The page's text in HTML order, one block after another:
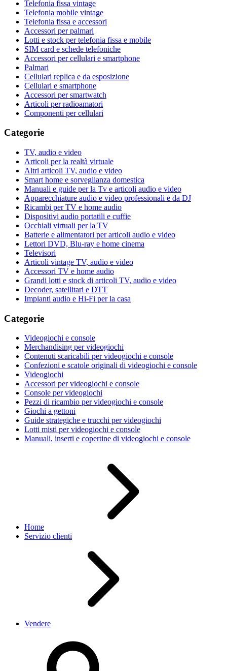
Telefonia fissa vintage
Telefonia mobile vintage
Telefonia fissa e accessori
Accessori per palmari
Lotti e stock per telefonia fissa e mobile
SIM card e schede telefoniche
Accessori per cellulari e smartphone
Palmari
Cellulari replica e da esposizione
Cellulari e smartphone
Accessori per smartwatch
Articoli per radioamatori
Componenti per cellulari
Categorie
TV, audio e video
Articoli per la realtà virtuale
Altri articoli TV, audio e video
Smart home e sorveglianza domestica
Manuali e guide per la Tv e articoli audio e video
Apparecchiature audio e video professionali e da DJ
Ricambi per TV e home audio
Dispositivi audio portatili e cuffie
Occhiali virtuali per la TV
Batterie e alimentatori per articoli audio e video
Lettori DVD, Blu-ray e home cinema
Televisori
Articoli vintage TV, audio e video
Accessori TV e home audio
Grandi lotti e stock di articoli TV, audio e video
Decoder, satellitari e DTT
Impianti audio e Hi-Fi per la casa
Categorie
Videogiochi e console
Merchandising per videogiochi
Contenuti scaricabili per videogiochi e console
Confezioni e scatole originali di videogiochi e console
Videogiochi
Accessori per videogiochi e console
Console per videogiochi
Pezzi di ricambio per videogiochi e console
Giochi a gettoni
Guide strategiche e trucchi per videogiochi
Lotti misti per videogiochi e console
Manuali, inserti e copertine di videogiochi e console
Home
Servizio clienti
Vendere